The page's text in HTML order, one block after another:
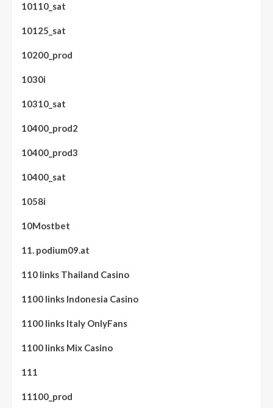
10110_sat
10125_sat
10200_prod
1030i
10310_sat
10400_prod2
10400_prod3
10400_sat
1058i
10Mostbet
11. podium09.at
110 links Thailand Casino
1100 links Indonesia Casino
1100 links Italy OnlyFans
1100 links Mix Casino
111
11100_prod